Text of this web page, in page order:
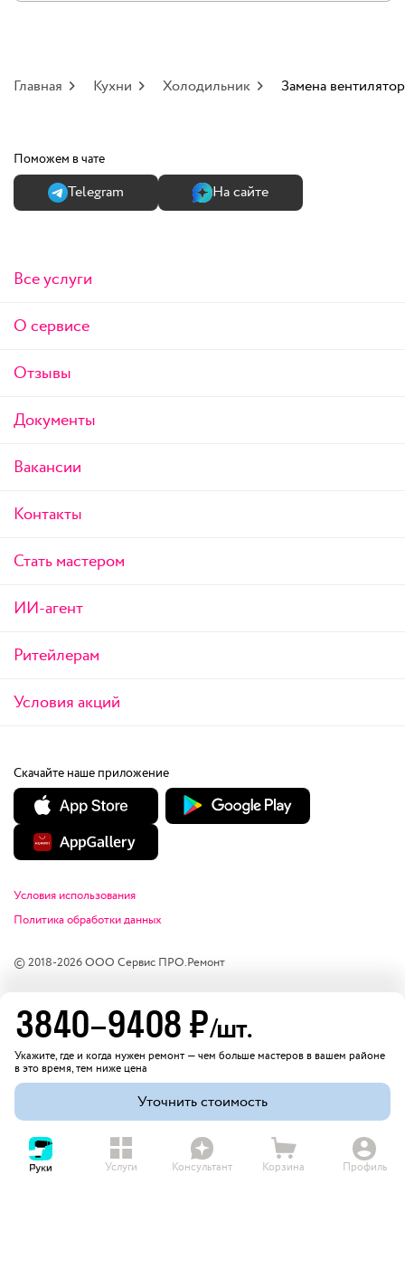
Главная Кухни Холодильник Замена
Поможем в чате
Теlegram На сайте
Все услуги
О сервисе
Отзывы
Документы
Вакансии
Контакты
Стать мастером
ИИ-агент
Ритейлерам
Условия акций
Скачайте наше приложение
© 2018-2026ООО Сервис ПРО.Ремонт
Условия использования
Политика обработки данных
3840–9408₽/шт.
Укажите, где и когда нужен ремонт — чем больше мастеров в вашем районе
в это время, тем ниже цена
Уточнить стоимость
Услуги Консультант Корзина Профиль